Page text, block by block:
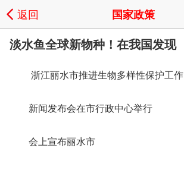
返回 国家政策
淡水鱼全球新物种！在我国发现
浙江丽水市推进生物多样性保护工作
新闻发布会在市行政中心举行
会上宣布丽水市